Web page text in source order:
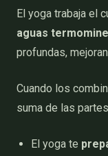
El yoga trabaja el
aguas
profundas,
Cuando los
suma de las
El yoga te